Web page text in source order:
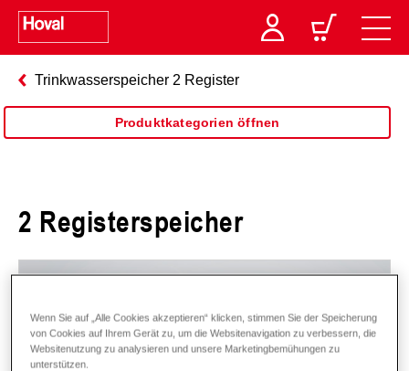
Trinkwasserspeicher 2 Register
Produktkategorien öffnen
2 Registerspeicher
Wenn Sie auf „Alle Cookies akzeptieren“ klicken, stimmen Sie der Speicherung
von Cookies auf Ihrem Gerät zu, um die Websitenavigation zu verbessern, die
Websitenutzung zu analysieren und unsere Marketingbemühungen zu
unterstützen.